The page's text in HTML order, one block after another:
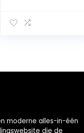
enen, 7,4 V, 2200
handschoenen,
kamperen,
wandelen,
moderne alles-in-één
die de